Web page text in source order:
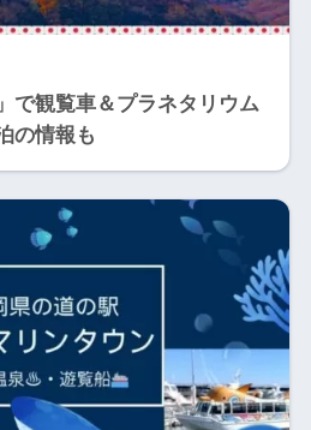
で観覧車＆プラネタリウム
の情報も